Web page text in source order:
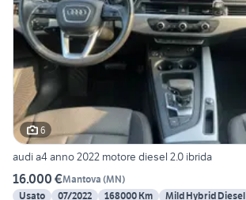
6
audi a4 anno 2022 motore diesel 2.0 ibrida
16.000 €Mantova (MN)
Usato
07/2022 168000 Km Mild Hybrid Diesel